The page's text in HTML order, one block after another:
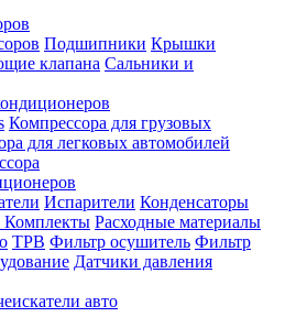
Подшипники Крышки
клапана Сальники и
Компрессора для грузовых
для легковых автомобилей
Испарители Конденсаторы
Расходные материалы
ТРВ Фильтр осушитель Фильтр
Датчики давления
авто